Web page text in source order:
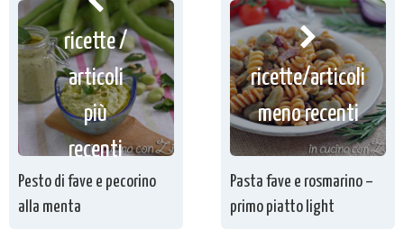
ricette /
articoli
più
recenti
Pesto di fave e pecorino
alla menta
ricette/articoli
meno recenti
Pasta fave e rosmarino –
primo piatto light